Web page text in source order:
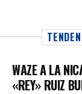
WAZE A LA
«REY» RUIZ